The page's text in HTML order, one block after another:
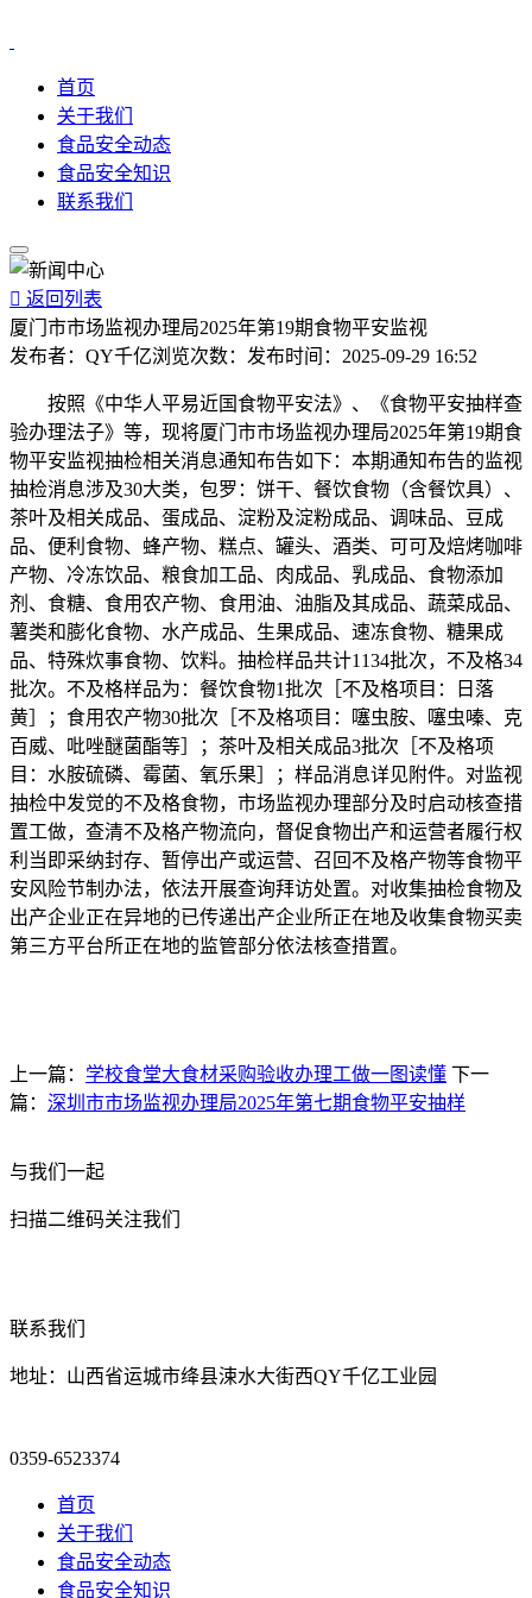
首页
关于我们
食品安全动态
食品安全知识
联系我们
 返回列表
厦门市市场监视办理局2025年第19期食物平安监视
发布者： QY千亿浏览次数： 发布时间： 2025-09-29 16:52
按照《中华人平易近国食物平安法》、《食物平安抽样查
验办理法子》等，现将厦门市市场监视办理局2025年第19期食
物平安监视抽检相关消息通知布告如下：本期通知布告的监视
抽检消息涉及30大类，包罗：饼干、餐饮食物（含餐饮具）、
茶叶及相关成品、蛋成品、淀粉及淀粉成品、调味品、豆成
品、便利食物、蜂产物、糕点、罐头、酒类、可可及焙烤咖啡
产物、冷冻饮品、粮食加工品、肉成品、乳成品、食物添加
剂、食糖、食用农产物、食用油、油脂及其成品、蔬菜成品、
薯类和膨化食物、水产成品、生果成品、速冻食物、糖果成
品、特殊炊事食物、饮料。抽检样品共计1134批次，不及格34
批次。不及格样品为：餐饮食物1批次［不及格项目：日落
黄］；食用农产物30批次［不及格项目：噻虫胺、噻虫嗪、克
百威、吡唑醚菌酯等］；茶叶及相关成品3批次［不及格项
目：水胺硫磷、霉菌、氧乐果］；样品消息详见附件。对监视
抽检中发觉的不及格食物，市场监视办理部分及时启动核查措
置工做，查清不及格产物流向，督促食物出产和运营者履行权
利当即采纳封存、暂停出产或运营、召回不及格产物等食物平
安风险节制办法，依法开展查询拜访处置。对收集抽检食物及
出产企业正在异地的已传递出产企业所正在地及收集食物买卖
第三方平台所正在地的监管部分依法核查措置。
上一篇： 学校食堂大食材采购验收办理工做一图读懂 下一
篇： 深圳市市场监视办理局2025年第七期食物平安抽样
与我们一起
扫描二维码关注我们
联系我们
地址：山西省运城市绛县涑水大街西QY千亿工业园
0359-6523374
首页
关于我们
食品安全动态
食品安全知识